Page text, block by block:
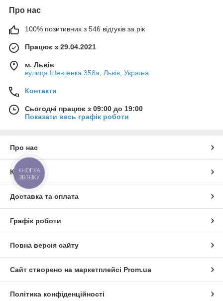
Про нас
100% позитивних з 546 відгуків за рік
Працює з 29.04.2021
м. Львів
вулиця Шевченка 358а, Львів, Україна
Контакти
Сьогодні працює з 09:00 до 19:00
Показати весь графік роботи
Про нас
Контакти
Доставка та оплата
Графік роботи
Повна версія сайту
Сайт створено на маркетплейсі Prom.ua
Політика конфіденційності
КНОПКА
ЗВ'ЯЗКУ